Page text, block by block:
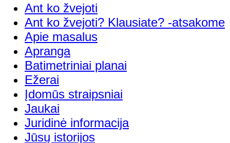
Ant ko žvejoti
Ant ko žvejoti? Klausiate? -atsakome
Apie masalus
Apranga
Batimetriniai planai
Ežerai
Įdomūs straipsniai
Jaukai
Juridinė informacija
Jūsų istorijos